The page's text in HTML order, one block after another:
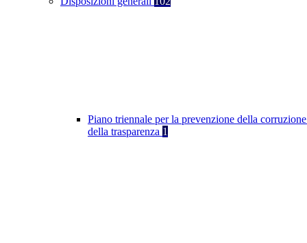
Piano triennale per la prevenzione della
della trasparenza 1